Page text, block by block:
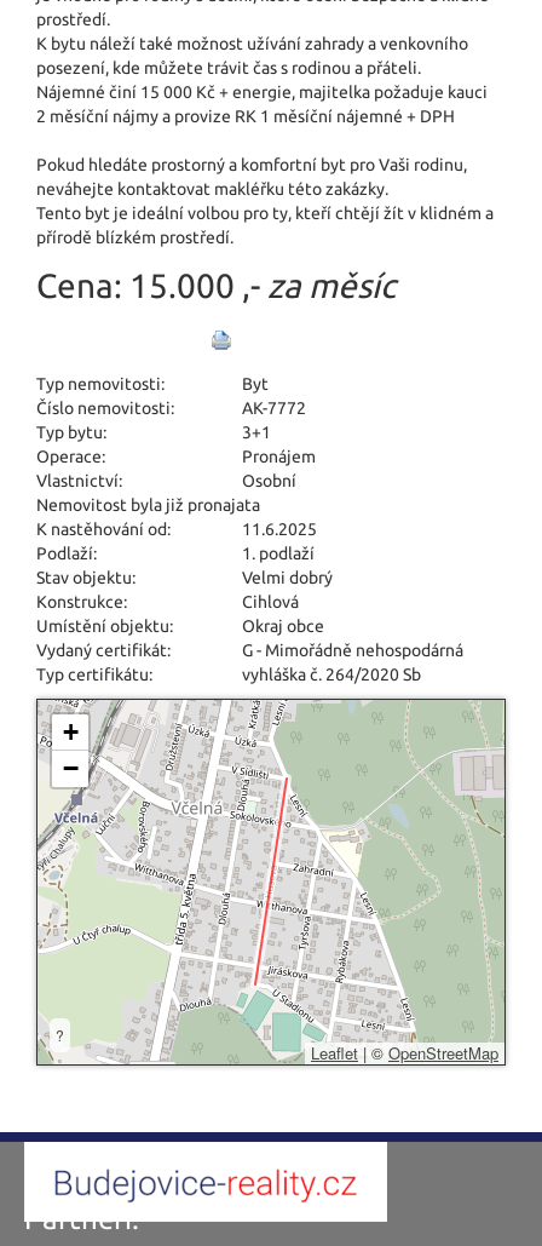
prostředí.
K bytu náleží také možnost užívání zahrady a venkovního
posezení, kde můžete trávit čas s rodinou a přáteli.
Nájemné činí 15 000 Kč + energie, majitelka požaduje kauci
2 měsíční nájmy a provize RK 1 měsíční nájemné + DPH
Pokud hledáte prostorný a komfortní byt pro Vaši rodinu,
neváhejte kontaktovat makléřku této zakázky.
Tento byt je ideální volbou pro ty, kteří chtějí žít v klidném a
přírodě blízkém prostředí.
Cena: 15.000 ,- za měsíc
Typ nemovitosti:
Byt
Číslo nemovitosti:
AK-7772
Typ bytu:
3+1
Operace:
Pronájem
Vlastnictví:
Osobní
Nemovitost byla již pronajata
K nastěhování od:
11.6.2025
Podlaží:
1. podlaží
Stav objektu:
Velmi dobrý
Konstrukce:
Cihlová
Umístění objektu:
Okraj obce
Vydaný certifikát:
G - Mimořádně nehospodárná
Typ certifikátu:
vyhláška č. 264/2020 Sb
+
−
?
Leaflet |©OpenStreetMap
Partneři: